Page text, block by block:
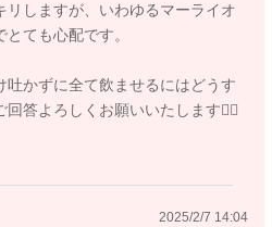
しますが、いわゆるマーライオ
ても心配です。
吐かずに全て飲ませるにはどうす
答よろしくお願いいたします🙇‍♀️
2025/2/7 14:04